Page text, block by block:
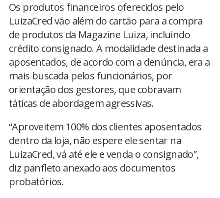
Os produtos financeiros oferecidos pelo
LuizaCred vão além do cartão para a compra
de produtos da Magazine Luiza, incluindo
crédito consignado. A modalidade destinada a
aposentados, de acordo com a denúncia, era a
mais buscada pelos funcionários, por
orientação dos gestores, que cobravam
táticas de abordagem agressivas.
“Aproveitem 100% dos clientes aposentados
dentro da loja, não espere ele sentar na
LuizaCred, vá até ele e venda o consignado”,
diz panfleto anexado aos documentos
probatórios.